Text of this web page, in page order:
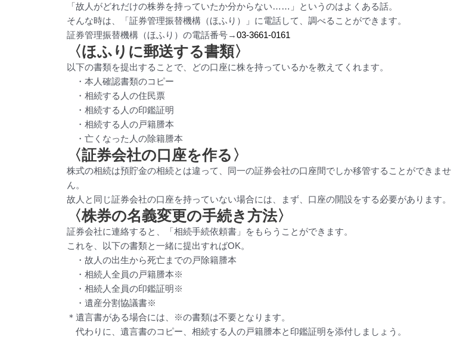
「故人がどれだけの株券を持っていたか分からない……」というのはよくある話。
そんな時は、「証券管理振替機構（ほふり）」に電話して、調べることができます。
証券管理振替機構（ほふり）の電話番号→03-3661-0161
〈ほふりに郵送する書類〉
以下の書類を提出することで、どの口座に株を持っているかを教えてくれます。
・本人確認書類のコピー
・相続する人の住民票
・相続する人の印鑑証明
・相続する人の戸籍謄本
・亡くなった人の除籍謄本
〈証券会社の口座を作る〉
株式の相続は預貯金の相続とは違って、同一の証券会社の口座間でしか移管することができませ
ん。
故人と同じ証券会社の口座を持っていない場合には、まず、口座の開設をする必要があります。
〈株券の名義変更の手続き方法〉
証券会社に連絡すると、「相続手続依頼書」をもらうことができます。
これを、以下の書類と一緒に提出すればOK。
・故人の出生から死亡までの戸除籍謄本
・相続人全員の戸籍謄本※
・相続人全員の印鑑証明※
・遺産分割協議書※
＊遺言書がある場合には、※の書類は不要となります。
代わりに、遺言書のコピー、相続する人の戸籍謄本と印鑑証明を添付しましょう。